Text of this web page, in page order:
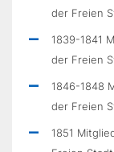
der Freien
1839-1841
der Freien
1846-1848
der Freien
1851